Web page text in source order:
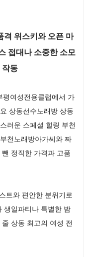
격 위스키와 오픈 마
접대나 소중한 소모
작동
여성전용클럽에서 가
상동선수노래방 상동
러운 스페셜 힐링 부천
천노래방아가씨와 짜
정직한 가격과 고품
트와 편안한 분위기로
생일파티나 특별한 밤
상동 최고의 여성 전